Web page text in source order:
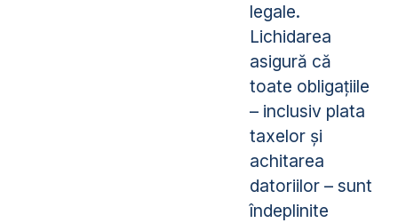
legale.
Lichidarea
asigură că
toate obligațiile
– inclusiv plata
taxelor și
achitarea
datoriilor – sunt
îndeplinite